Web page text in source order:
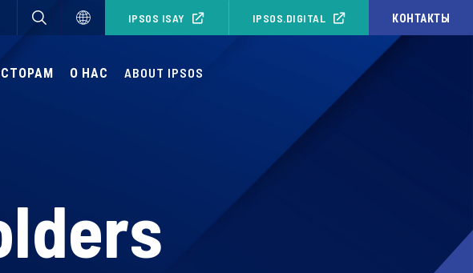
IPSOS ISAY IPSOS.DIGITAL КОНТАКТЫ
О НАС ABOUT IPSOS